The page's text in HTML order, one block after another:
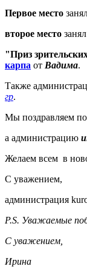
Первое место
второе место занял
"Приз
карпа от Вадима.
Также
гр.
Мы поздравляем
а администрацию
Желаем всем в
С уважением,
администрация
P.S. Уважаемые
С уважением,
Ирина